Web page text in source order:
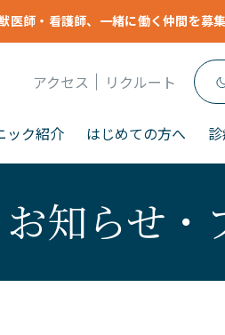
医師・看護師、一緒に働く仲間を募
アクセス リクルート
ック紹介 はじめての方へ
お知らせ・